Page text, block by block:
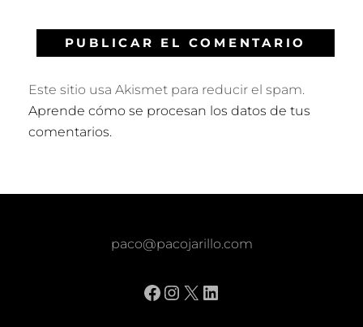
Este sitio usa Akismet para reducir el spam.
Aprende cómo se procesan los datos de tus
comentarios.
paco@pacojarillo.com
Facebook
Instagram
X LinkedIn